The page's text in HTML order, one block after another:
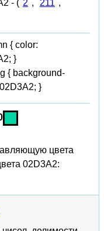
- ( 2 , 211 ,
{ color:
}
{ background-
}
цвета
02D3A2: